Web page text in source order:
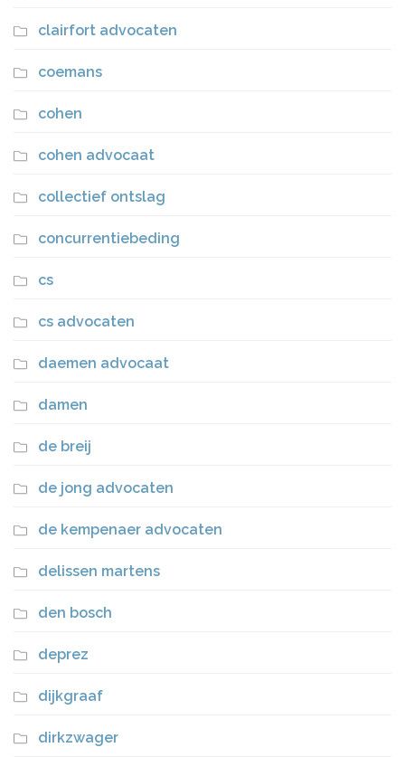
clairfort advocaten
coemans
cohen
cohen advocaat
collectief ontslag
concurrentiebeding
cs
cs advocaten
daemen advocaat
damen
de breij
de jong advocaten
de kempenaer advocaten
delissen martens
den bosch
deprez
dijkgraaf
dirkzwager